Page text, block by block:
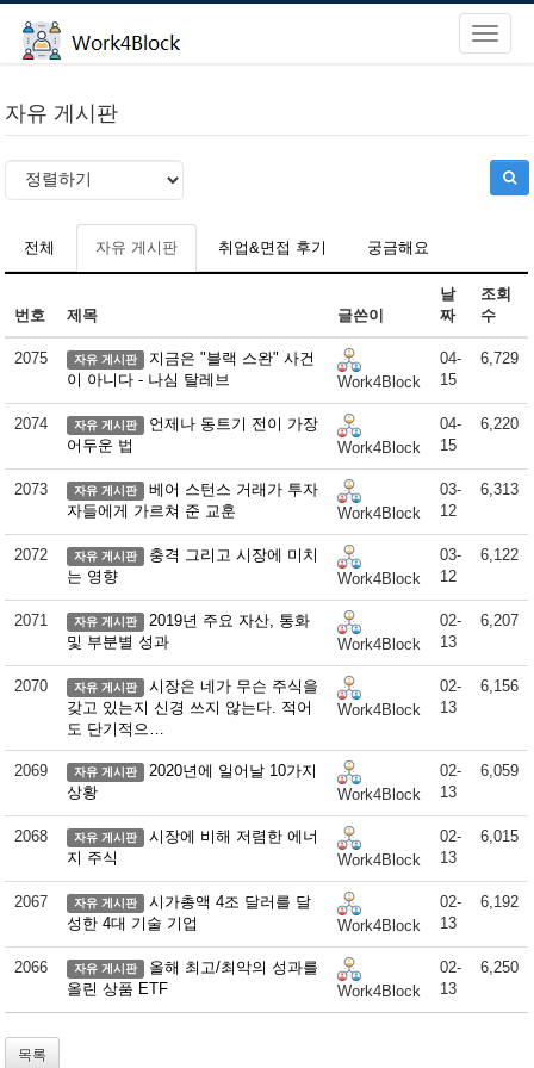
자유 게시판
전체 자유 게시판 취업&면접 후기 궁금해요
번호 제목 글쓴이
날
짜
조회
수
2075 자유 게시판
지금은 "블랙 스완" 사건
이 아니다 - 나심 탈레브
Work4Block
04-
15
6,729
2074 자유 게시판
언제나 동트기 전이 가장
어두운 법
Work4Block
04-
15
6,220
2073 자유 게시판
베어 스턴스 거래가 투자
자들에게 가르쳐 준 교훈
Work4Block
03-
12
6,313
2072 자유 게시판
충격 그리고 시장에 미치
는 영향
Work4Block
03-
12
6,122
2071 자유 게시판
2019년 주요 자산, 통화
및 부분별 성과
Work4Block
02-
13
6,207
2070 자유 게시판
시장은 네가 무슨 주식을
갖고 있는지 신경 쓰지 않는다. 적어
도 단기적으…
Work4Block
02-
13
6,156
2069 자유 게시판
2020년에 일어날 10가지
상황
Work4Block
02-
13
6,059
2068 자유 게시판
시장에 비해 저렴한 에너
지 주식
Work4Block
02-
13
6,015
2067 자유 게시판
시가총액 4조 달러를 달
성한 4대 기술 기업
Work4Block
02-
13
6,192
2066 자유 게시판
올해 최고/최악의 성과를
올린 상품 ETF
Work4Block
02-
13
6,250
목록